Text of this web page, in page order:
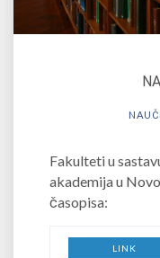
Fakulteti u
akademija u
časopisa:
LINK